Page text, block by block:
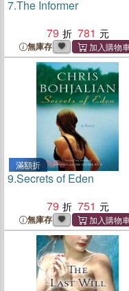
7.The Informer
79
781
無庫存
滿額折
9.Secrets of Eden
79
751
無庫存